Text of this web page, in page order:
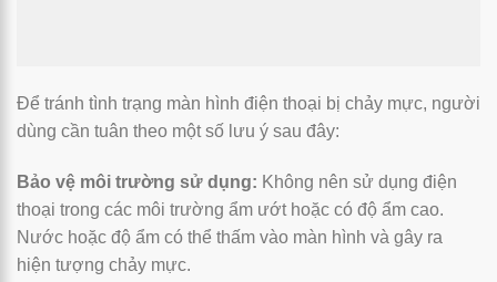
Để tránh tình trạng màn hình điện thoại bị chảy mực, người
dùng cần tuân theo một số lưu ý sau đây:
Bảo vệ môi trường sử dụng: Không nên sử dụng điện
thoại trong các môi trường ẩm ướt hoặc có độ ẩm cao.
Nước hoặc độ ẩm có thể thấm vào màn hình và gây ra
hiện tượng chảy mực.